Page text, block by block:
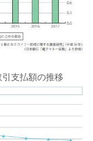
支払額の推移